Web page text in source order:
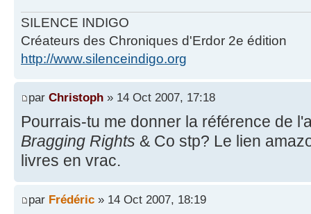
SILENCE INDIGO
Créateurs des Chroniques d'Erdor 2e édition
http://www.silenceindigo.org
par Christoph » 14 Oct 2007, 17:18
Pourrais-tu me donner la référence de
Bragging Rights & Co stp? Le lien
livres en vrac.
par Frédéric » 14 Oct 2007, 18:19